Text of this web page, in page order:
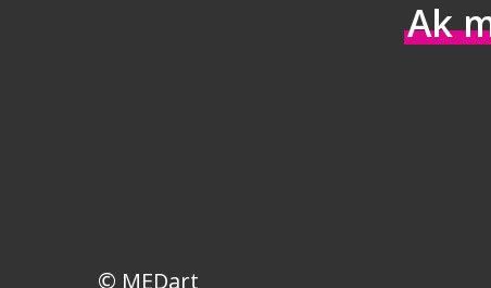
Ak
© MEDart